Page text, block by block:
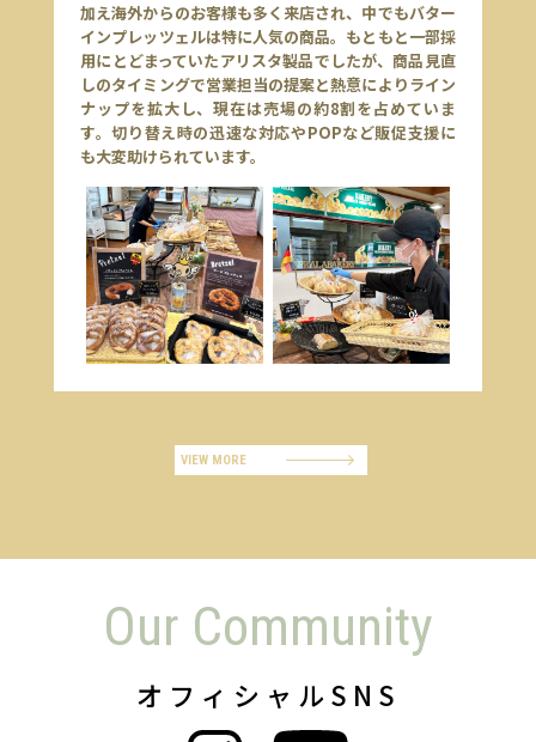
加え海外からのお客様も多く来店され、中でもバター
インプレッツェルは特に人気の商品。もともと一部採
用にとどまっていたアリスタ製品でしたが、商品見直
しのタイミングで営業担当の提案と熱意によりライン
ナップを拡大し、現在は売場の約8割を占めていま
す。切り替え時の迅速な対応やPOPなど販促支援に
も大変助けられています。
VIEW MORE
Our Community
オフィシャルSNS